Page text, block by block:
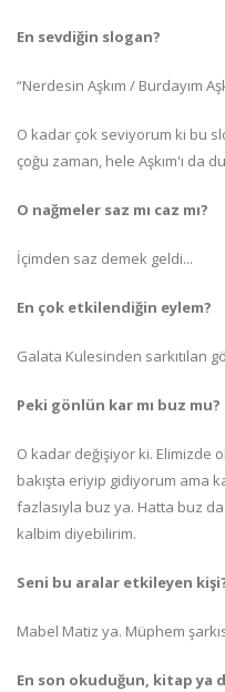
En sevdiğin slogan?
“Nerdesin Aşkım / Burdayım
O kadar çok seviyorum ki bu
çoğu zaman, hele Aşkım'ı da
O nağmeler saz mı caz mı?
İçimden saz demek geldi...
En çok etkilendiğin eylem?
Galata Kulesinden sarkıtılan
Peki gönlün kar mı buz mu?
O kadar değişiyor ki. Elimizde
bakışta eriyip gidiyorum ama
fazlasıyla buz ya. Hatta buz
kalbim diyebilirim.
Seni bu aralar etkileyen
Mabel Matiz ya. Müphem
En son okuduğun, kitap ya